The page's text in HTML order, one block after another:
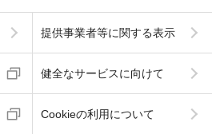
提供事業者等に関する表示
健全なサービスに向けて
Cookieの利用について